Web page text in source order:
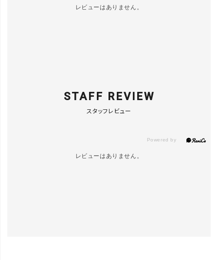
グレージュ
カートに入れる
レビューはありません。
STAFF REVIEW
スタッフレビュー
レビューはありません。